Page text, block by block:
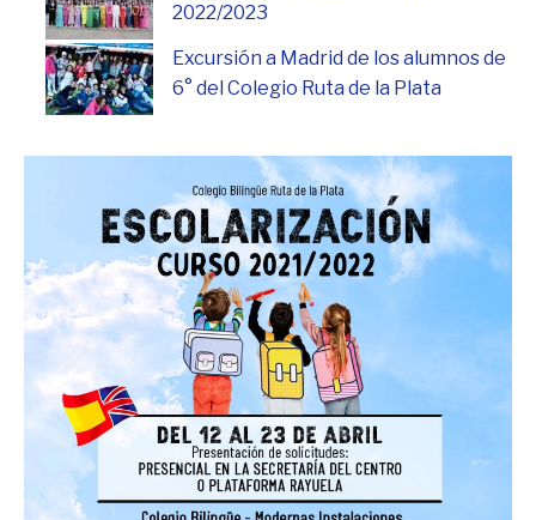
2022/2023
Excursión a Madrid de los alumnos de
6° del Colegio Ruta de la Plata